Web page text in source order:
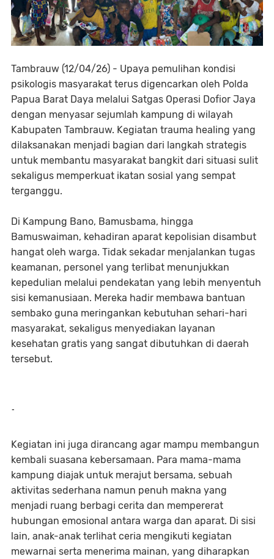
Tambrauw (12/04/26) - Upaya pemulihan kondisi
psikologis masyarakat terus digencarkan oleh Polda
Papua Barat Daya melalui Satgas Operasi Dofior Jaya
dengan menyasar sejumlah kampung di wilayah
Kabupaten Tambrauw. Kegiatan trauma healing yang
dilaksanakan menjadi bagian dari langkah strategis
untuk membantu masyarakat bangkit dari situasi sulit
sekaligus memperkuat ikatan sosial yang sempat
terganggu.
Di Kampung Bano, Bamusbama, hingga
Bamuswaiman, kehadiran aparat kepolisian disambut
hangat oleh warga. Tidak sekadar menjalankan tugas
keamanan, personel yang terlibat menunjukkan
kepedulian melalui pendekatan yang lebih menyentuh
sisi kemanusiaan. Mereka hadir membawa bantuan
sembako guna meringankan kebutuhan sehari-hari
masyarakat, sekaligus menyediakan layanan
kesehatan gratis yang sangat dibutuhkan di daerah
tersebut.
-
Kegiatan ini juga dirancang agar mampu membangun
kembali suasana kebersamaan. Para mama-mama
kampung diajak untuk merajut bersama, sebuah
aktivitas sederhana namun penuh makna yang
menjadi ruang berbagi cerita dan mempererat
hubungan emosional antara warga dan aparat. Di sisi
lain, anak-anak terlihat ceria mengikuti kegiatan
mewarnai serta menerima mainan, yang diharapkan